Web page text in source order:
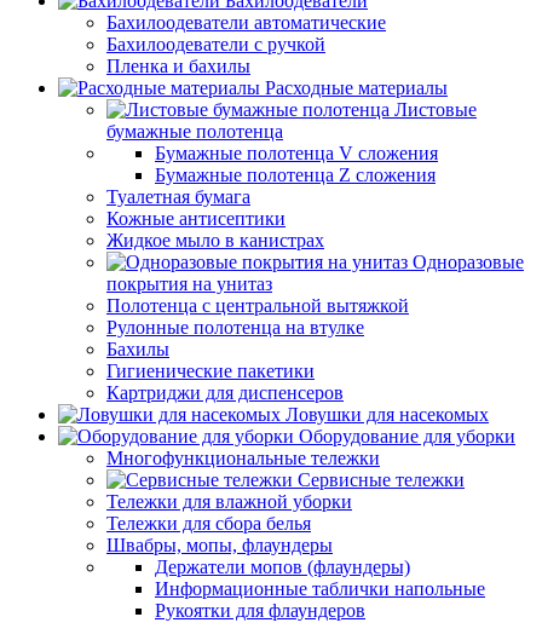
Бахилоодеватели автоматические
Бахилоодеватели с ручкой
Пленка и бахилы
Расходные материалы
Листовые
бумажные полотенца
Бумажные полотенца V сложения
Бумажные полотенца Z сложения
Туалетная бумага
Кожные антисептики
Жидкое мыло в канистрах
Одноразовые
покрытия на унитаз
Полотенца с центральной вытяжкой
Рулонные полотенца на втулке
Бахилы
Гигиенические пакетики
Картриджи для диспенсеров
Ловушки для насекомых
Оборудование для уборки
Многофункциональные тележки
Сервисные тележки
Тележки для влажной уборки
Тележки для сбора белья
Швабры, мопы, флаундеры
Держатели мопов (флаундеры)
Информационные таблички напольные
Рукоятки для флаундеров